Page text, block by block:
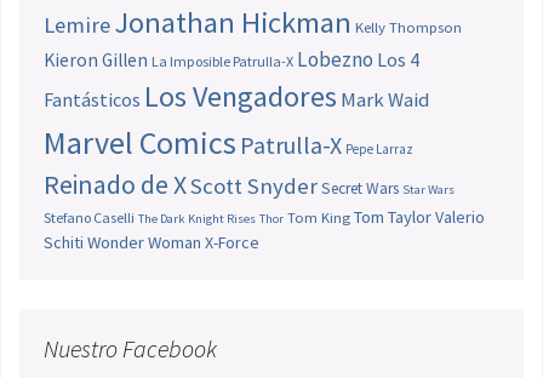
LemireJonathan Hickman Kelly Thompson
Kieron Gillen La Imposible Patrulla-X Lobezno Los 4
Fantásticos Los Vengadores Mark Waid
Marvel Comics Patrulla-X Pepe Larraz
Reinado de XScott SnyderSecret Wars Star Wars
Stefano Caselli The Dark Knight Rises Thor Tom King Tom TaylorValerio
Schiti Wonder Woman X-Force
Nuestro Facebook